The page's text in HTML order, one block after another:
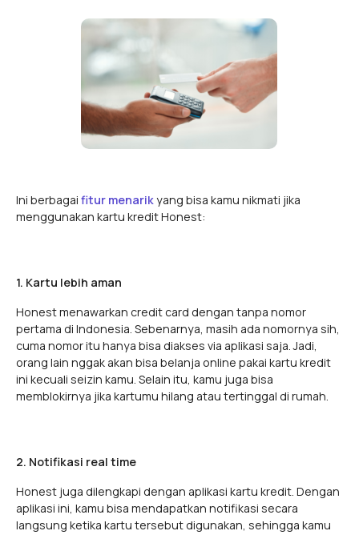
Ini berbagai fitur menarikyang bisa kamu nikmati jika
menggunakan kartu kredit Honest:
1. Kartu lebih aman
Honest menawarkan credit card dengan tanpa nomor
pertama di Indonesia. Sebenarnya, masih ada nomornya sih,
cuma nomor itu hanya bisa diakses via aplikasi saja. Jadi,
orang lain nggak akan bisa belanja online pakai kartu kredit
ini kecuali seizin kamu. Selain itu, kamu juga bisa
memblokirnya jika kartumu hilang atau tertinggal di rumah.
2. Notifikasi real time
Honest juga dilengkapi dengan aplikasi kartu kredit. Dengan
aplikasi ini, kamu bisa mendapatkan notifikasi secara
langsung ketika kartu tersebut digunakan, sehingga kamu